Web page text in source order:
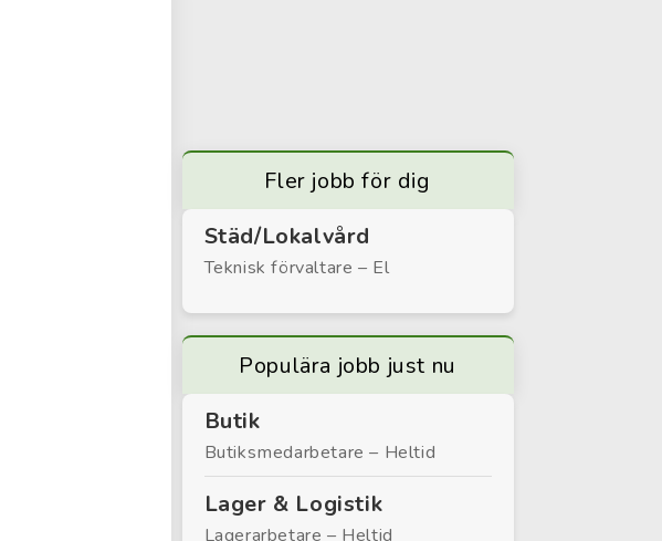
Fler jobb för dig
Städ/Lokalvård
Teknisk förvaltare – El
Populära jobb just nu
Butik
Butiksmedarbetare – Heltid
Lager & Logistik
Lagerarbetare – Heltid